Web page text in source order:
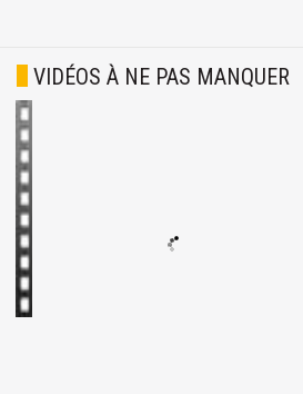
VIDÉOS À NE PAS MANQUER